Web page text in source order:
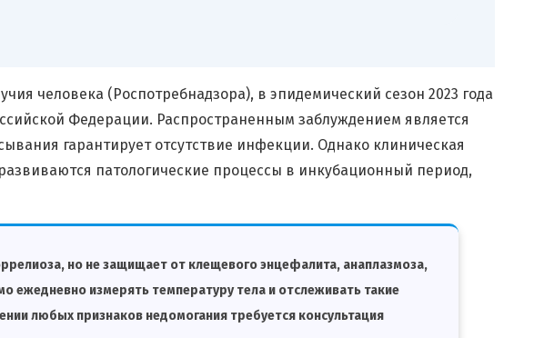
человека (Роспотребнадзора), в эпидемический сезон 2023 года
Федерации. Распространенным заблуждением является
гарантирует отсутствие инфекции. Однако клиническая
патологические процессы в инкубационный период,
но не защищает от клещевого энцефалита, анаплазмоза,
ежедневно измерять температуру тела и отслеживать такие
любых признаков недомогания требуется консультация